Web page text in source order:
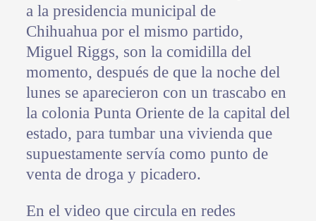
a la presidencia municipal de
Chihuahua por el mismo partido,
Miguel Riggs, son la comidilla del
momento, después de que la noche del
lunes se aparecieron con un trascabo en
la colonia Punta Oriente de la capital del
estado, para tumbar una vivienda que
supuestamente servía como punto de
venta de droga y picadero.
En el video que circula en redes